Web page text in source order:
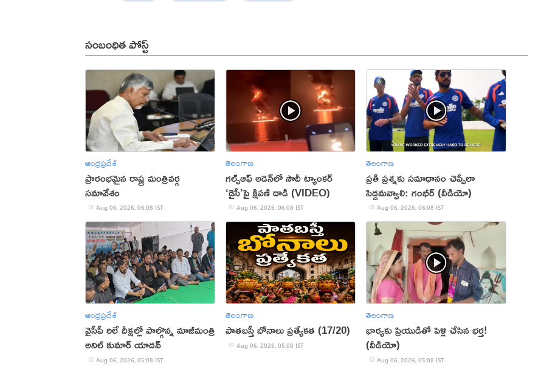
సంబంధిత పోస్ట్
ఆంధ్రప్రదేశ్
ప్రారంభమైన రాష్ట్ర మంత్రివర్గ
సమావేశం
Aug 06, 2026, 06:08 IST
తెలంగాణ
గల్ఫ్‌ఆఫ్‌ అడెన్‌లో సౌదీ ట్యాంకర్‌
‘డైసీ’పై క్షిపణి దాడి (VIDEO)
Aug 06, 2026, 06:08 IST
తెలంగాణ
ప్రతీ ప్రశ్నకు సమాధానం చెప్పేలా
సిద్ధమవ్వాలి: గంభీర్ (వీడియో)
Aug 06, 2026, 06:08 IST
ఆంధ్రప్రదేశ్
వైసీపీ రిలే దీక్షల్లో పాల్గొన్న మాజీమంత్రి
అనిల్ కుమార్ యాదవ్
Aug 06, 2026, 05:08 IST
తెలంగాణ
పాతబస్తీ బోనాలు ప్రత్యేకత (17/20)
Aug 06, 2026, 05:08 IST
తెలంగాణ
భార్యకు ప్రియుడితో పెళ్లి చేసిన భర్త!
(వీడియో)
Aug 06, 2026, 05:08 IST